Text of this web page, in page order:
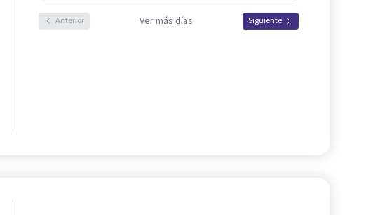
Anterior Ver más días Siguiente